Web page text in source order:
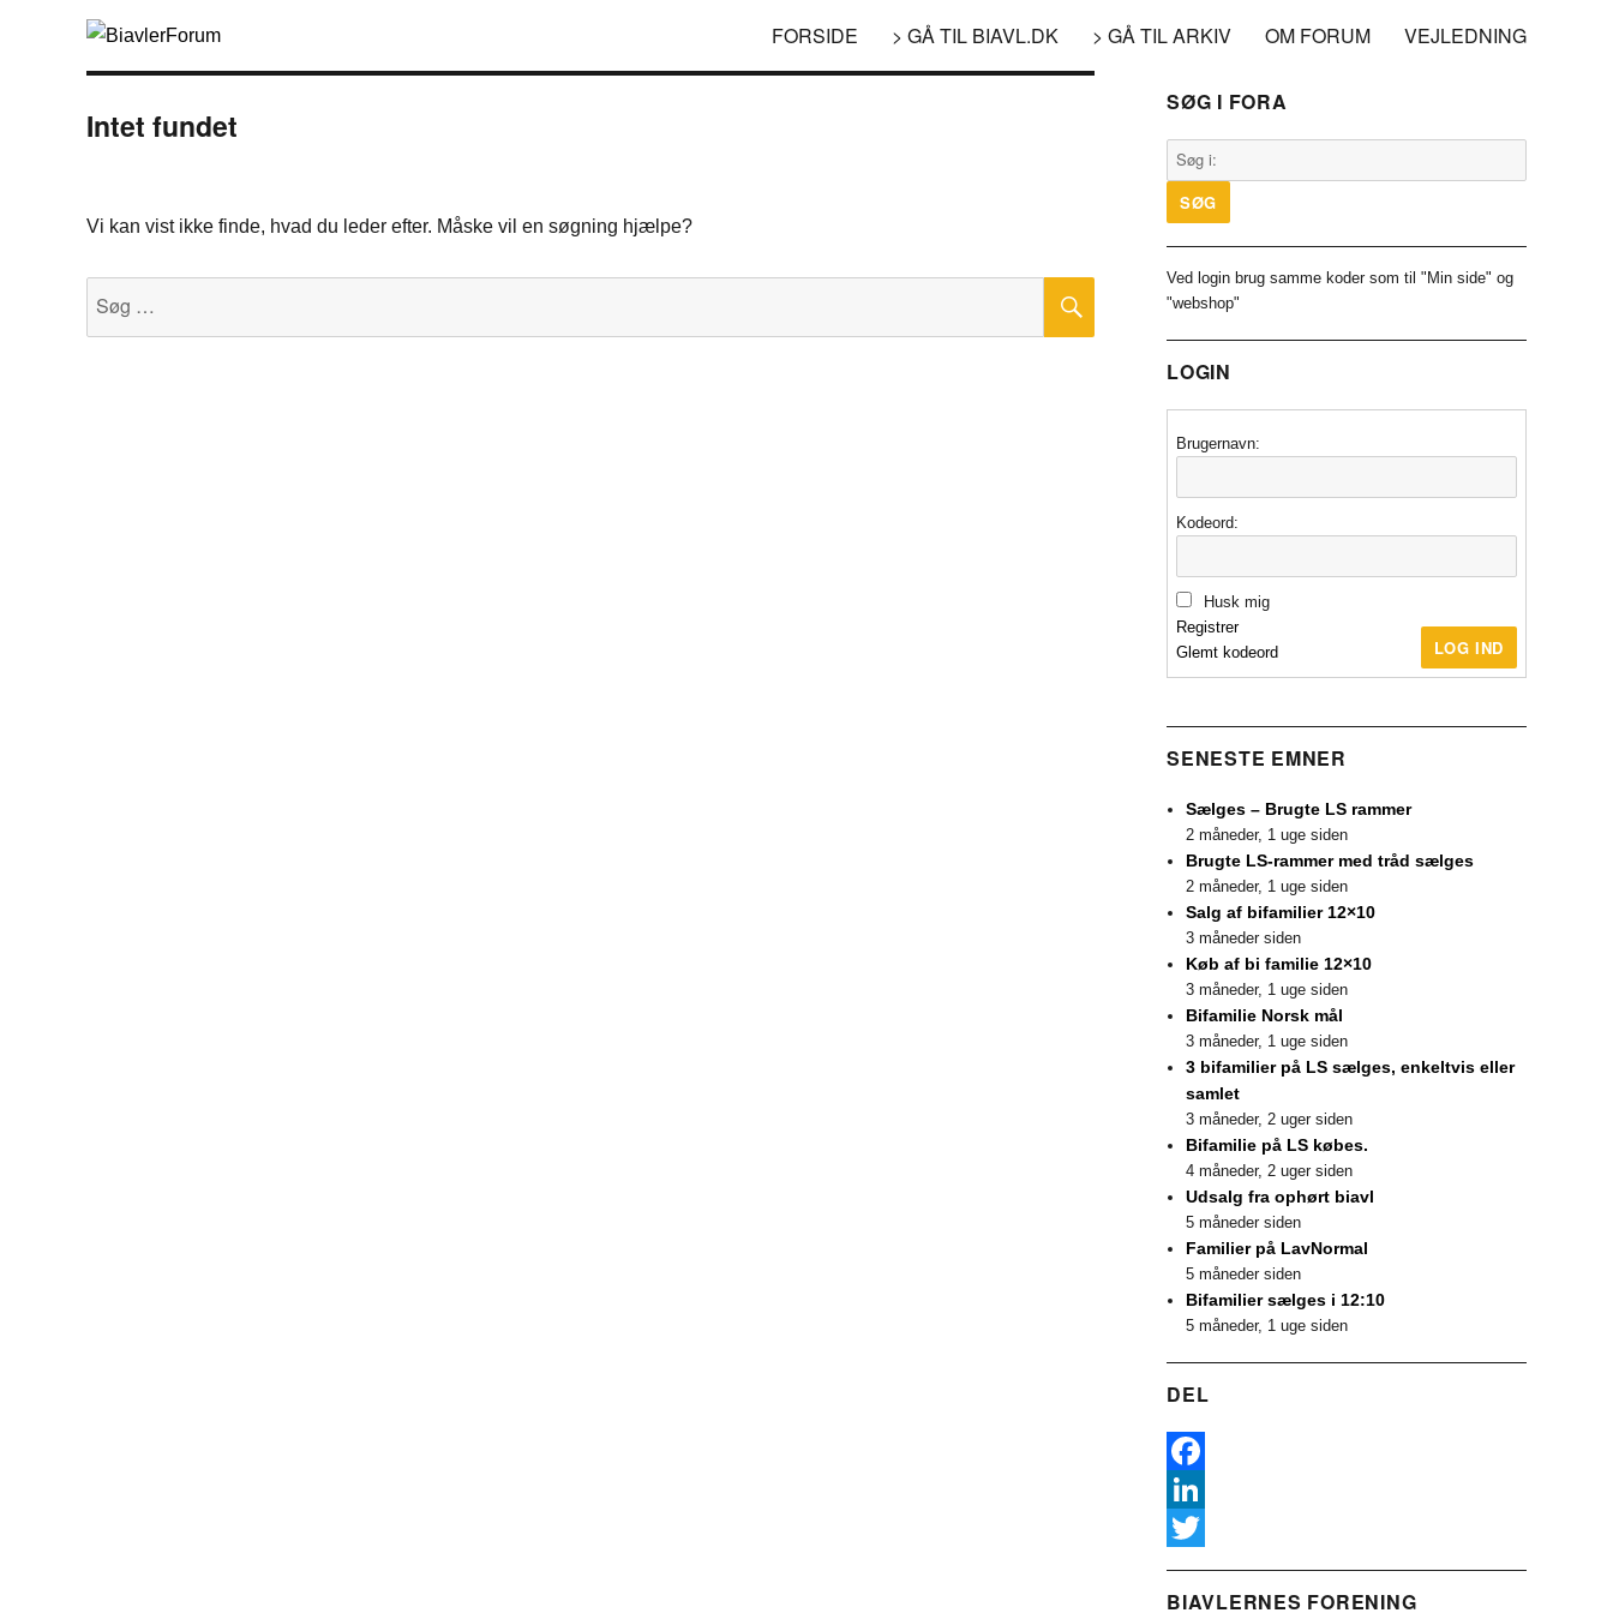
FORSIDE > GÅ TIL BIAVL.DK > GÅ TIL ARKIV OM FORUM VEJLEDNING
Intet fundet
Vi kan vist ikke finde, hvad du leder efter. Måske vil en søgning hjælpe?
SØG I FORA
Ved login brug samme koder som til "Min side" og
"webshop"
LOGIN
Brugernavn:
Kodeord:
Husk mig
LOG IND
Registrer
Glemt kodeord
SENESTE EMNER
Sælges – Brugte LS rammer
2 måneder, 1 uge siden
Brugte LS-rammer med tråd sælges
2 måneder, 1 uge siden
Salg af bifamilier 12×10
3 måneder siden
Køb af bi familie 12×10
3 måneder, 1 uge siden
Bifamilie Norsk mål
3 måneder, 1 uge siden
3 bifamilier på LS sælges, enkeltvis eller
samlet
3 måneder, 2 uger siden
Bifamilie på LS købes.
4 måneder, 2 uger siden
Udsalg fra ophørt biavl
5 måneder siden
Familier på LavNormal
5 måneder siden
Bifamilier sælges i 12:10
5 måneder, 1 uge siden
DEL
F
a
e
L
nw
BIAVLERNES FORENING